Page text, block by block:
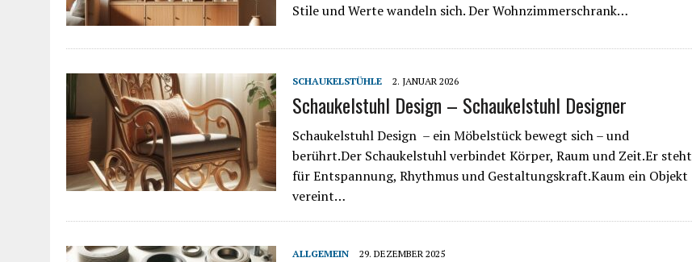
Stile und Werte wandeln sich. Der Wohnzimmerschrank…
SCHAUKELSTÜHLE 2. JANUAR 2026
Schaukelstuhl Design – Schaukelstuhl Designer
Schaukelstuhl Design – ein Möbelstück bewegt sich – und
berührt.Der Schaukelstuhl verbindet Körper, Raum und Zeit.Er steht
für Entspannung, Rhythmus und Gestaltungskraft.Kaum ein Objekt
vereint…
ALLGEMEIN 29. DEZEMBER 2025